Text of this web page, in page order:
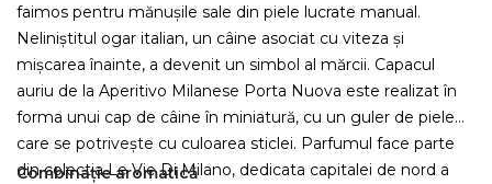
faimos pentru mănușile sale din piele lucrate manual.
Neliniștitul ogar italian, un câine asociat cu viteza și
mișcarea înainte, a devenit un simbol al mărcii. Capacul
auriu de la Aperitivo Milanese Porta Nuova este realizat în
forma unui cap de câine în miniatură, cu un guler de piele
care se potrivește cu culoarea sticlei. Parfumul face parte
din colectia Le Vie Di Milano, dedicata capitalei de nord a
Combinație aromatică